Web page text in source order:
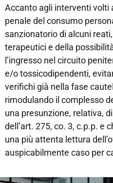
Accanto agli interventi volti
penale del consumo
sanzionatorio di alcuni
terapeutici e della
l’ingresso nel circuito
e/o tossicodipendenti,
verifichi già nella fase
rimodulando il complesso
una presunzione, relativa,
dell’art. 275, co. 3, c.p.p. e
una più attenta lettura
auspicabilmente caso per